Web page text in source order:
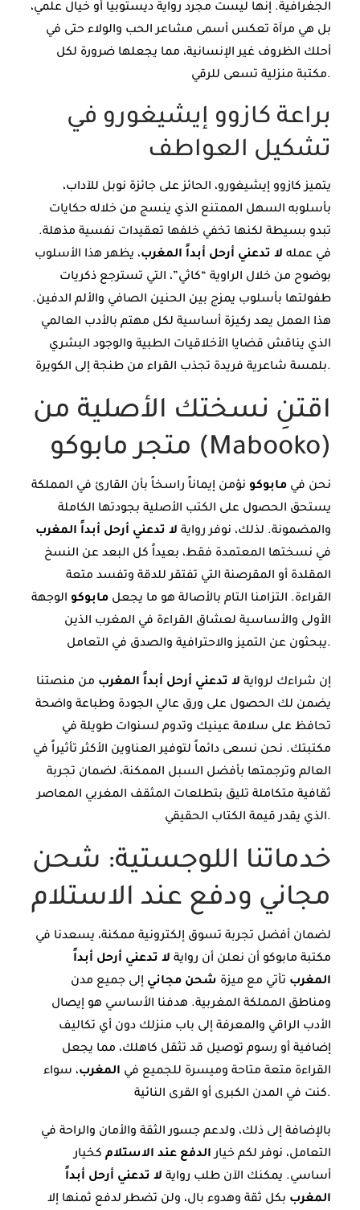
الجغرافية. إنها ليست مجرد رواية ديستوبيا أو خيال علمي،
بل هي مرآة تعكس أسمى مشاعر الحب والولاء حتى في
أحلك الظروف غير الإنسانية، مما يجعلها ضرورة لكل
مكتبة منزلية تسعى للرقي.
براعة كازوو إيشيغورو في
تشكيل العواطف
يتميز كازوو إيشيغورو، الحائز على جائزة نوبل للآداب،
بأسلوبه السهل الممتنع الذي ينسج من خلاله حكايات
تبدو بسيطة لكنها تخفي خلفها تعقيدات نفسية مذهلة.
في عمله لا تدعني أرحل أبداً المغرب، يظهر هذا الأسلوب
بوضوح من خلال الراوية “كاثي”، التي تسترجع ذكريات
طفولتها بأسلوب يمزج بين الحنين الصافي والألم الدفين.
هذا العمل يعد ركيزة أساسية لكل مهتم بالأدب العالمي
الذي يناقش قضايا الأخلاقيات الطبية والوجود البشري
بلمسة شاعرية فريدة تجذب القراء من طنجة إلى الكويرة.
اقتنِ نسختك الأصلية من
متجر مابوكو (Mabooko)
نحن في مابوكو نؤمن إيماناً راسخاً بأن القارئ في المملكة
يستحق الحصول على الكتب الأصلية بجودتها الكاملة
والمضمونة. لذلك، نوفر رواية لا تدعني أرحل أبداً المغرب
في نسختها المعتمدة فقط، بعيداً كل البعد عن النسخ
المقلدة أو المقرصنة التي تفتقر للدقة وتفسد متعة
القراءة. التزامنا التام بالأصالة هو ما يجعل مابوكو الوجهة
الأولى والأساسية لعشاق القراءة في المغرب الذين
يبحثون عن التميز والاحترافية والصدق في التعامل.
إن شراءك لرواية لا تدعني أرحل أبداً المغرب من منصتنا
يضمن لك الحصول على ورق عالي الجودة وطباعة واضحة
تحافظ على سلامة عينيك وتدوم لسنوات طويلة في
مكتبتك. نحن نسعى دائماً لتوفير العناوين الأكثر تأثيراً في
العالم وترجمتها بأفضل السبل الممكنة، لضمان تجربة
ثقافية متكاملة تليق بتطلعات المثقف المغربي المعاصر
الذي يقدر قيمة الكتاب الحقيقي.
خدماتنا اللوجستية: شحن
مجاني ودفع عند الاستلام
لضمان أفضل تجربة تسوق إلكترونية ممكنة، يسعدنا في
مكتبة مابوكو أن نعلن أن رواية لا تدعني أرحل أبداً
المغرب تأتي مع ميزة شحن مجاني إلى جميع مدن
ومناطق المملكة المغربية. هدفنا الأساسي هو إيصال
الأدب الراقي والمعرفة إلى باب منزلك دون أي تكاليف
إضافية أو رسوم توصيل قد تثقل كاهلك، مما يجعل
القراءة متعة متاحة وميسرة للجميع في المغرب، سواء
كنت في المدن الكبرى أو القرى النائية.
بالإضافة إلى ذلك، ولدعم جسور الثقة والأمان والراحة في
التعامل، نوفر لكم خيارالدفع عند الاستلام كخيار
أساسي. يمكنك الآن طلب رواية لا تدعني أرحل أبداً
المغرب بكل ثقة وهدوء بال، ولن تضطر لدفع ثمنها إلا